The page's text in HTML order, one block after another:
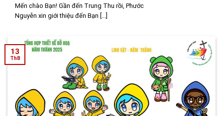
Mến chào Bạn! Gần đến Trung Thu rồi, Phước
Nguyễn xin giới thiệu đến Bạn [...]
13
Th8